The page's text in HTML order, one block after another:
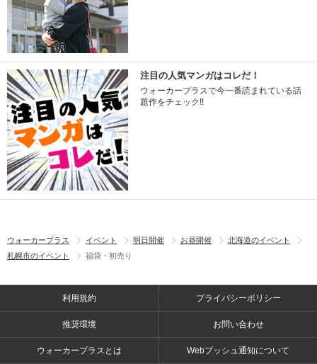
注目の人気マンガはコレだ！
ウォーカープラスで今一番読まれている話
題作をチェック!!
ウォーカープラス イベント 明日開催 お昼開催
北海道のイベント
札幌市のイベント
福袋・初売り
利用規約 プライバシーポリシー
推奨環境 お問い合わせ
ウォーカープラスとは Webプッシュ通知について